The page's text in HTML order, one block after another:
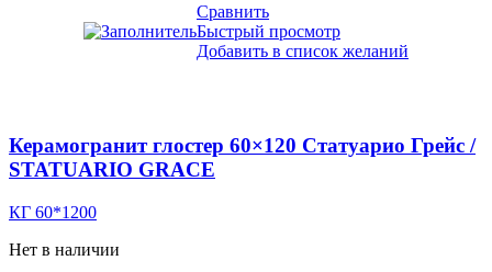
Сравнить
Быстрый просмотр
Добавить в список желаний
Керамогранит глостер 60×120 Статуарио Грейс /
STATUARIO GRACE
КГ 60*1200
Нет в наличии